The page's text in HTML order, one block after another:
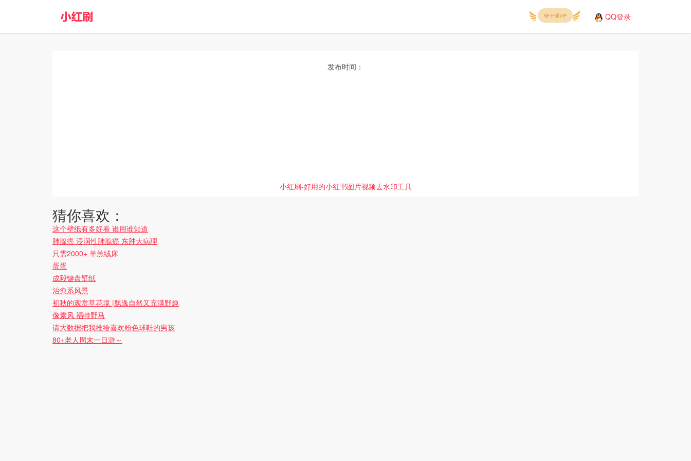
QQ登录
开通VIP
发布时间：
小红刷-好用的小红书图片视频去水印工具
猜你喜欢：
这个壁纸有多好看 谁用谁知道
肺腺癌 浸润性肺腺癌 东肿大病理
只需2000+ 羊羔绒床
蛋蛋
成毅键盘壁纸
治愈系风景
初秋的观赏草花境 |飘逸自然又充满野趣
像素风 福特野马
请大数据把我推给喜欢粉色球鞋的男孩
80+老人周末一日游～